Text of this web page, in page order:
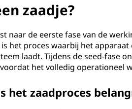
zaadje?
naar de eerste fase van de
het proces waarbij het
laadt. Tijdens de seed-fase
het volledig operationeel
het zaadproces